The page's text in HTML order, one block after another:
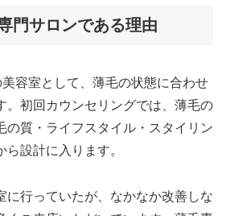
門サロンである理由
容室として、薄毛の状態に合わせ
。初回カウンセリングでは、薄毛の
の質・ライフスタイル・スタイリン
設計に入ります。
に行っていたが、なかなか改善しな